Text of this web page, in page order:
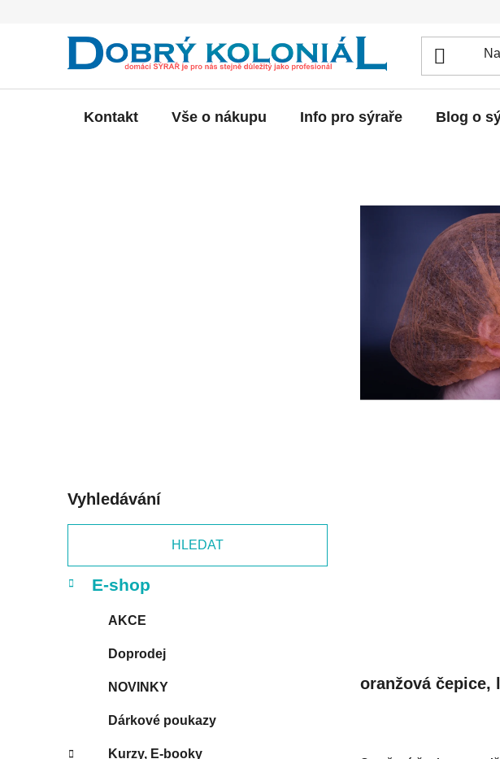
Kontakt Vše o nákupu Info pro sýraře Blog o
Vyhledávání
HLEDAT
kategorie
K
a
E-shop
AKCE
Doprodej
NOVINKY
Dárkové poukazy
Kurzy, E-booky
oranžová